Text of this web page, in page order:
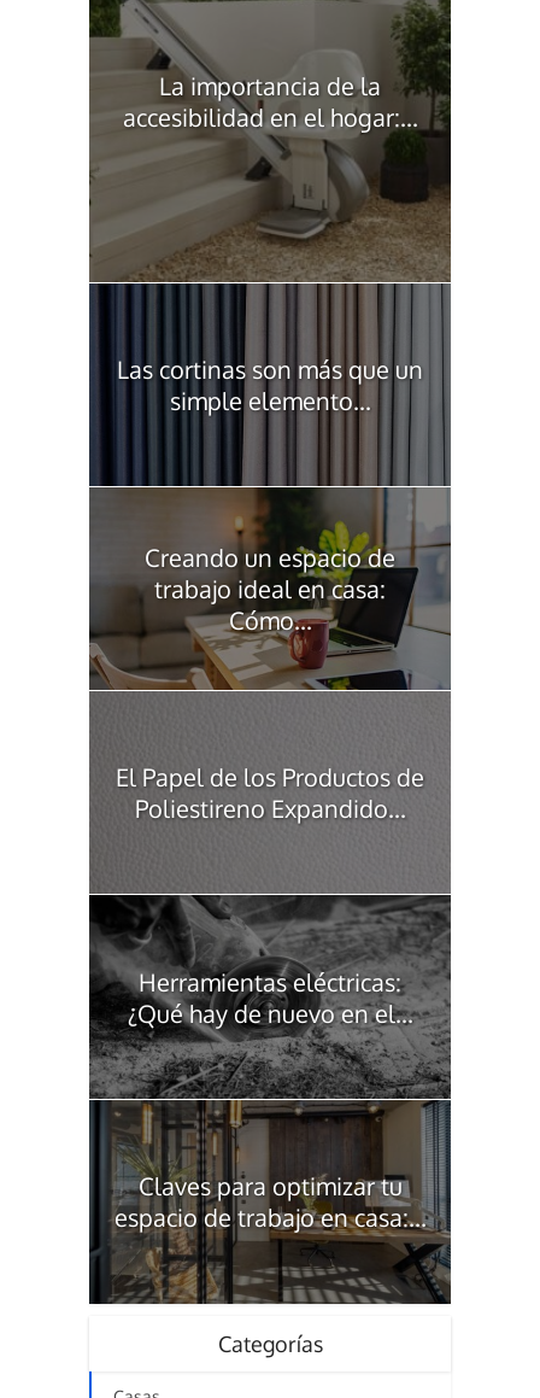
La importancia de la
accesibilidad en el hogar:...
Las cortinas son más que un
simple elemento...
Creando un espacio de
trabajo ideal en casa:
Cómo...
El Papel de los Productos de
Poliestireno Expandido...
Herramientas eléctricas:
¿Qué hay de nuevo en el...
Claves para optimizar tu
espacio de trabajo en casa:...
Categorías